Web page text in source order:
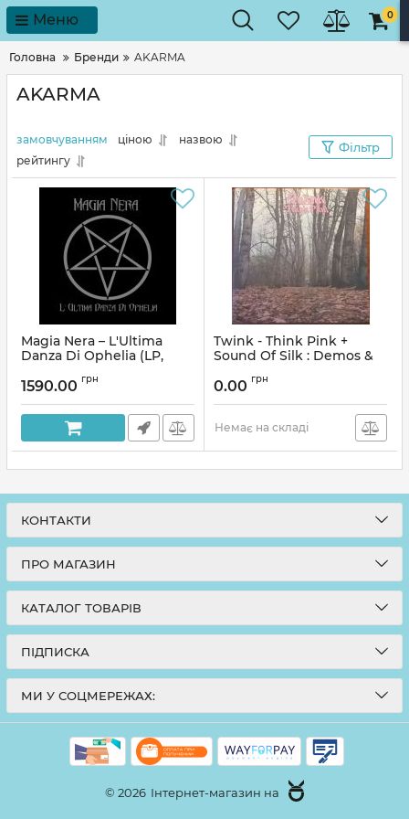
Меню 0
Головна Бренди AKARMA
AKARMA
замовчуванням ціною
назвою
рейтингу
Фільтр
Magia Nera – L'Ultima
Danza Di Ophelia (LP,
Артикул: 261625
1590.00 грн
Twink - Think Pink +
Sound Of Silk : Demos &
Артикул:
0.00 грн
Немає на складі
КОНТАКТИ
ПРО МАГАЗИН
КАТАЛОГ ТОВАРІВ
ПІДПИСКА
МИ У СОЦМЕРЕЖАХ:
© 2026 Інтернет-магазин на